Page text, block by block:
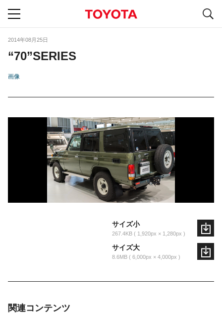
2014年08月25日
“70”SERIES
画像
サイズ小
267.4KB 1,920px × 1,280px
サイズ大
8.6MB 6,000px × 4,000px
関連コンテンツ